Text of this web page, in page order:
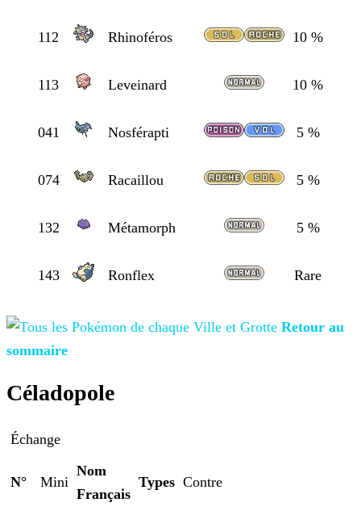
112 Rhinoféros 10 %
113 Leveinard 10 %
041 Nosférapti 5 %
074 Racaillou 5 %
132 Métamorph 5 %
143 Ronflex Rare
Retour au
sommaire
Céladopole
Échange
N° Mini
Nom
Français
Types Contre